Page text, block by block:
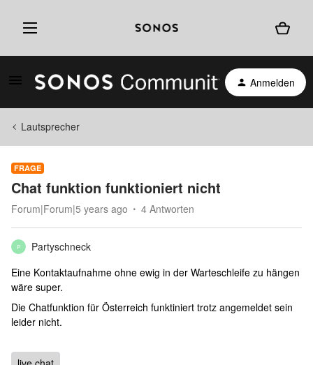
Anmelden
Lautsprecher
FRAGE
Chat funktion funktioniert nicht
Forum|Forum|5 years ago 4 Antworten
P
Partyschneck
Eine Kontaktaufnahme ohne ewig in der Warteschleife zu hängen
wäre super.
Die Chatfunktion für Österreich funktiniert trotz angemeldet sein
leider nicht.